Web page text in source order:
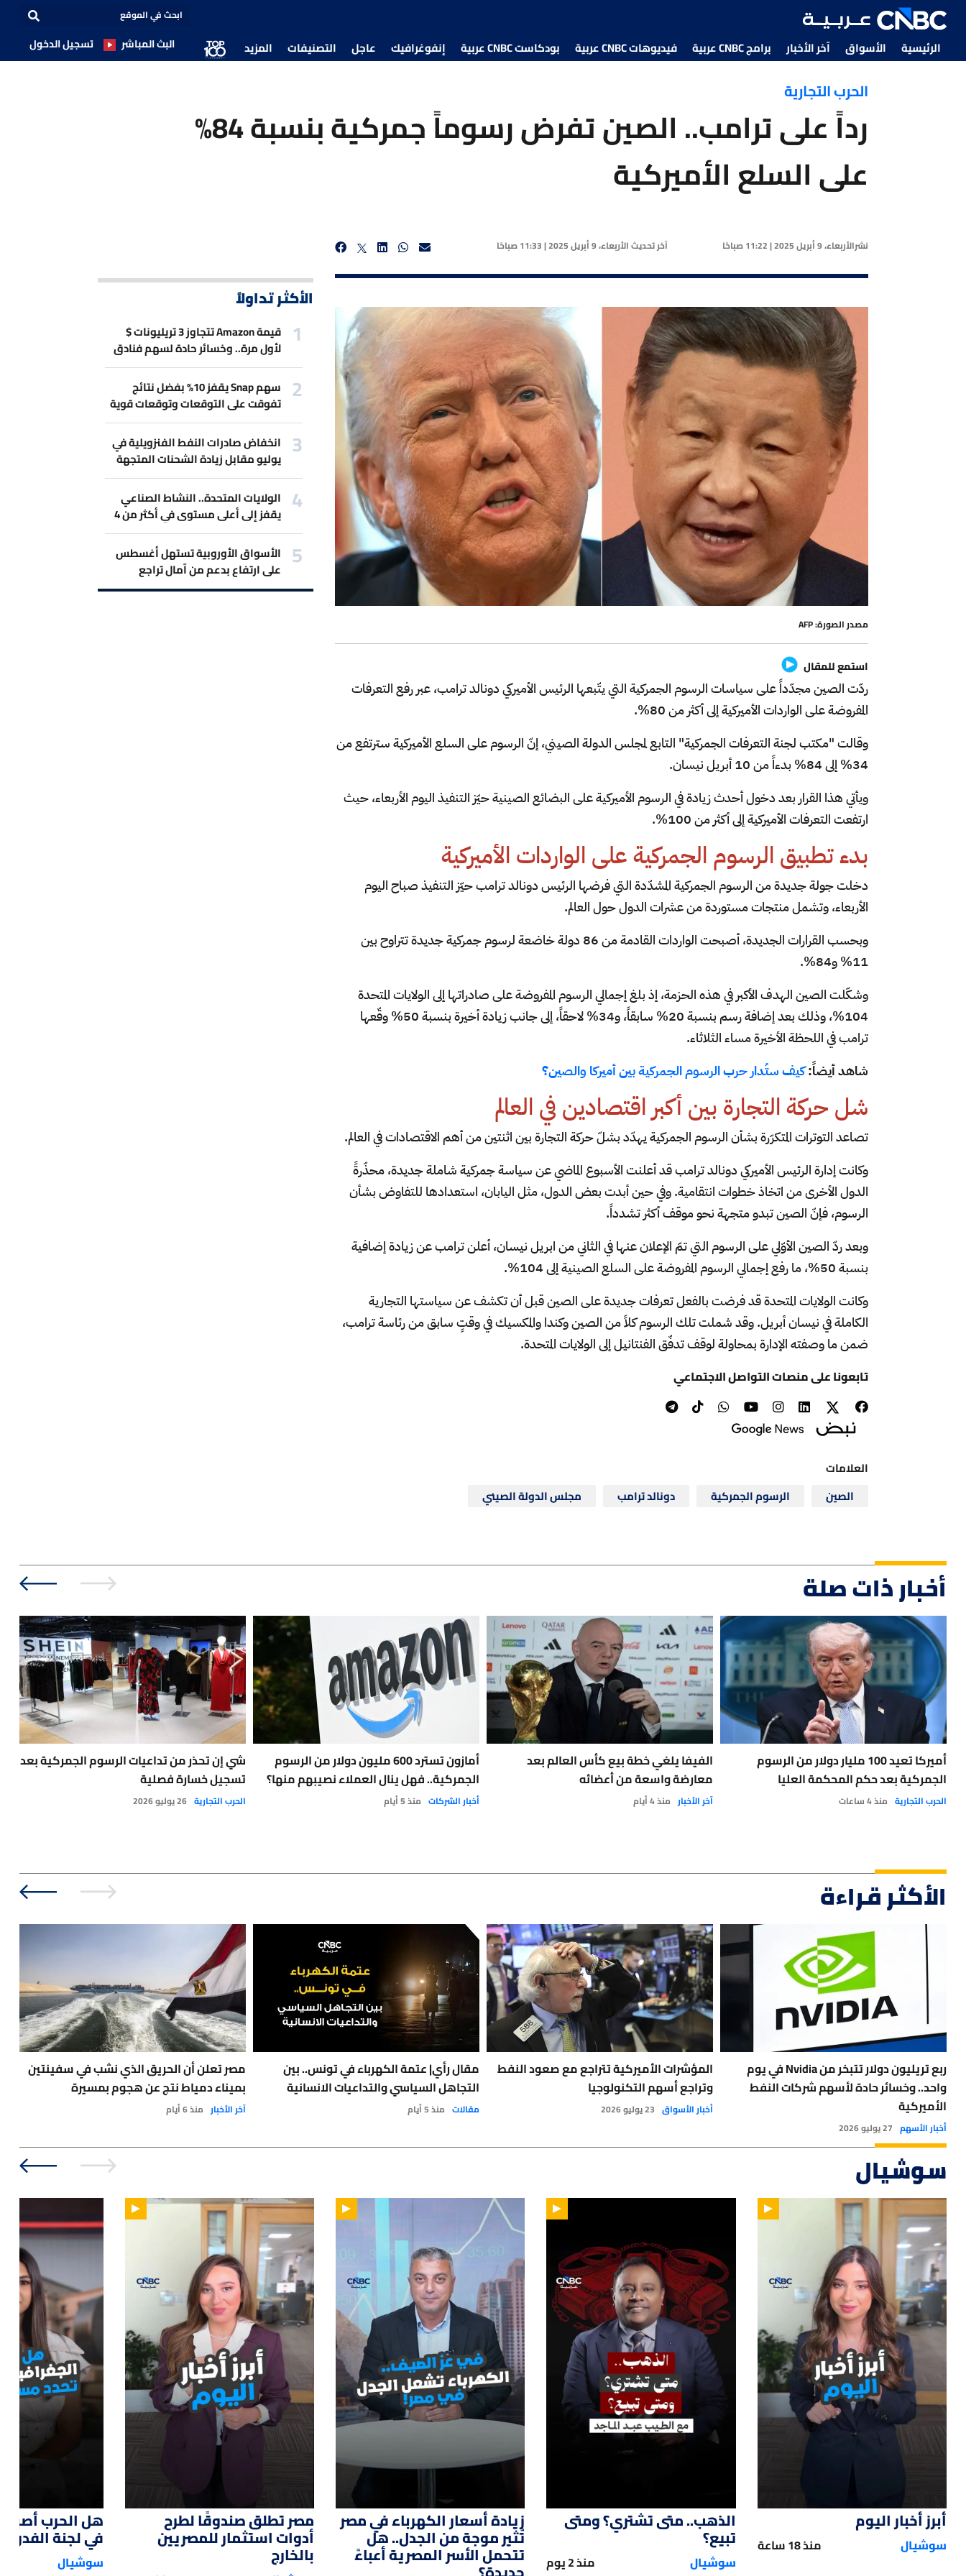
الرئيسية الأسواق آخر الأخبار برامج CNBC عربية فيديوهات CNBC عربية بودكاست CNBC عربية إنفوغرافيك عاجل التصنيفات المزيد البث المباشر تسجيل الدخول
الحرب التجارية
رداً على ترامب.. الصين تفرض رسوماً جمركية بنسبة 84%
على السلع الأميركية
نشرالأربعاء، 9 أبريل 2025 | 11:22 صباحًا آخر تحديثالأربعاء، 9 أبريل 2025 | 11:33 صباحًا
مصدر الصورة: AFP
استمع للمقال
ردّت الصين مجدّداً على سياسات الرسوم الجمركية التي يتّبعها الرئيس الأميركي دونالد ترامب، عبر رفع التعرفات
المفروضة على الواردات الأميركية إلى أكثر من 80%.
وقالت "مكتب لجنة التعرفات الجمركية" التابع لمجلس الدولة الصيني، إنّ الرسوم على السلع الأميركية سترتفع من
34% إلى 84% بدءاً من 10 أبريل نيسان.
ويأتي هذا القرار بعد دخول أحدث زيادة في الرسوم الأميركية على البضائع الصينية حيّز التنفيذ اليوم الأربعاء، حيث
ارتفعت التعرفات الأميركية إلى أكثر من 100%.
بدء تطبيق الرسوم الجمركية على الواردات الأميركية
دخلت جولة جديدة من الرسوم الجمركية المشدّدة التي فرضها الرئيس دونالد ترامب حيّز التنفيذ صباح اليوم
الأربعاء، وتشمل منتجات مستوردة من عشرات الدول حول العالم.
وبحسب القرارات الجديدة، أصبحت الواردات القادمة من 86 دولة خاضعة لرسوم جمركية جديدة تتراوح بين
11% و84%.
وشكّلت الصين الهدف الأكبر في هذه الحزمة، إذ بلغ إجمالي الرسوم المفروضة على صادراتها إلى الولايات المتحدة
104%، وذلك بعد إضافة رسم بنسبة 20% سابقاً، و34% لاحقاً، إلى جانب زيادة أخيرة بنسبة 50% وقّعها
ترامب في اللحظة الأخيرة مساء الثلاثاء.
شاهد أيضاً:كيف ستُدار حرب الرسوم الجمركية بين أميركا والصين؟
شل حركة التجارة بين أكبر اقتصادين في العالم
تصاعد التوترات المتكرّرة بشأن الرسوم الجمركية يهدّد بشلّ حركة التجارة بين اثنتين من أهم الاقتصادات في العالم.
وكانت إدارة الرئيس الأميركي دونالد ترامب قد أعلنت الأسبوع الماضي عن سياسة جمركية شاملة جديدة، محذّرةً
الدول الأخرى من اتخاذ خطوات انتقامية. وفي حين أبدت بعض الدول، مثل اليابان، استعدادها للتفاوض بشأن
الرسوم، فإنّ الصين تبدو متجهة نحو موقف أكثر تشدداً.
وبعد ردّ الصين الأوّلي على الرسوم التي تمّ الإعلان عنها في الثاني من ابريل نيسان، أعلن ترامب عن زيادة إضافية
بنسبة 50%، ما رفع إجمالي الرسوم المفروضة على السلع الصينية إلى 104%.
وكانت الولايات المتحدة قد فرضت بالفعل تعرفات جديدة على الصين قبل أن تكشف عن سياستها التجارية
الكاملة في نيسان أبريل. وقد شملت تلك الرسوم كلاً من الصين وكندا والمكسيك في وقتٍ سابق من رئاسة ترامب،
ضمن ما وصفته الإدارة بمحاولة لوقف تدفّق الفنتانيل إلى الولايات المتحدة.
تابعونا على منصات التواصل الاجتماعي
العلامات
الصين
الرسوم الجمركية دونالد ترامب مجلس الدولة الصيني
الأكثر تداولاً
قيمة Amazon تتجاوز 3 تريليونات $
لأول مرة.. وخسائر حادة لسهم فنادق
Marriott بسبب حرب إيران
سهم Snap يقفز 10% بفضل نتائج
تفوقت على التوقعات وتوقعات قوية
للمبيعات.
انخفاض صادرات النفط الفنزويلية في
يوليو مقابل زيادة الشحنات المتجهة
لأميركا
الولايات المتحدة.. النشاط الصناعي
يقفز إلى أعلى مستوى في أكثر من 4
سنوات
الأسواق الأوروبية تستهل أغسطس
على ارتفاع بدعم من آمال تراجع
التصعيد بين أميركا وإيران
أخبار ذات صلة
أميركا تعيد 100 مليار دولار من الرسوم
الجمركية بعد حكم المحكمة العليا
الحرب التجارية منذ 4 ساعات
الفيفا يلغي خطة بيع كأس العالم بعد
معارضة واسعة من أعضائه
آخر الأخبار منذ 4 أيام
أمازون تسترد 600 مليون دولار من الرسوم
الجمركية.. فهل ينال العملاء نصيبهم منها؟
أخبار الشركات منذ 5 أيام
شي إن تحذر من تداعيات الرسوم الجمركية بعد
تسجيل خسارة فصلية
الحرب التجارية 26 يوليو 2026
الأكثر قراءة
ربع تريليون دولار تتبخر من Nvidia في يوم
واحد.. وخسائر حادة لأسهم شركات النفط
الأميركية
أخبار الأسهم 27 يوليو 2026
المؤشرات الأميركية تتراجع مع صعود النفط
وتراجع أسهم التكنولوجيا
أخبار الأسواق 23 يوليو 2026
مقال رأي| عتمة الكهرباء في تونس.. بين
التجاهل السياسي والتداعيات الانسانية
مقالات منذ 5 أيام
مصر تعلن أن الحريق الذي نشب في سفينتين
بميناء دمياط نتج عن هجوم بمسيرة
آخر الأخبار منذ 6 أيام
سوشيال
01:00
أبرز أخبار اليوم
سوشيال منذ 18 ساعة
02:14
الذهب.. متى تشتري؟ ومتى
تبيع؟
سوشيال منذ 2 يوم
01:51
زيادة أسعار الكهرباء في مصر
تُثير موجة من الجدل.. هل
تتحمل الأسر المصرية أعباءً
01:22
مصر تطلق صندوقًا لطرح
أدوات استثمار للمصريين
بالخارج
هل الحرب
في لجنة
سوشيال